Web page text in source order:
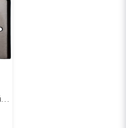
min fråga
Dörrskylt Förnicklad mässing | 123x70mm